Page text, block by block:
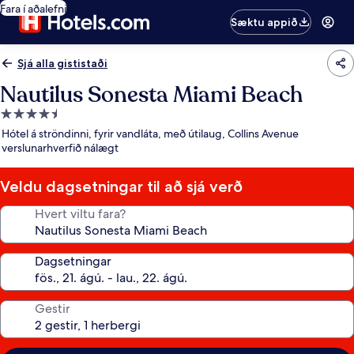
Fara í aðalefni
Sæktu appið
Sjá alla gististaði
Nautilus Sonesta Miami Beach
4.5
stjörnu
gististaður
Hótel á ströndinni, fyrir vandláta, með útilaug, Collins Avenue
verslunarhverfið nálægt
Veldu dagsetningar til að sjá verð
Hvert viltu fara?
Dagsetningar
Gestir